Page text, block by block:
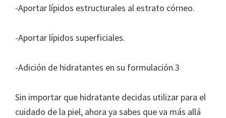
-Aportar lípidos estructurales al estrato córneo.
-Aportar lípidos superficiales.
-Adición de hidratantes en su formulación.3
Sin importar que hidratante decidas utilizar para el
cuidado de la piel, ahora ya sabes que va más allá